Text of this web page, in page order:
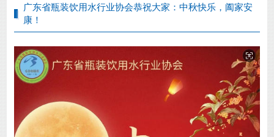
广东省瓶装饮用水行业协会恭祝大家：中秋快乐，阖家安
康！